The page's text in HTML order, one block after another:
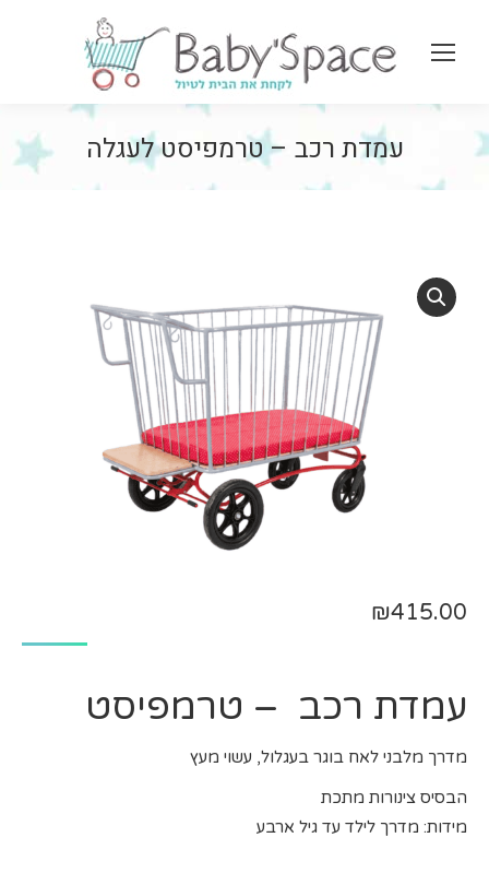
עמדת רכב – טרמפיסט לעגלה
₪415.00
עמדת רכב – טרמפיסט
מדרך מלבני לאח בוגר בעגלול, עשוי מעץ
הבסיס צינורות מתכת
מידות: מדרך לילד עד גיל ארבע